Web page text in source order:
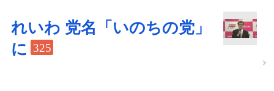
れいわ 党名「いのちの党」
に 325